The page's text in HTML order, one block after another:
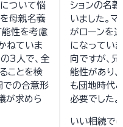
ついて悩
を母親名義
能性を考慮
ねていま
3人で、全
ことを検
での合意形
が求めら
ションの名
いました。
がローンを
になってい
向ですが、
能性があり
も団地時代
必要でした。
いい相続で